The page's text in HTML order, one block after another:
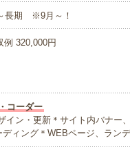
長期 ※9月～！
320,000円
コーダー
イン・更新＊サイト内バナー
ディング＊WEBページ、ラン